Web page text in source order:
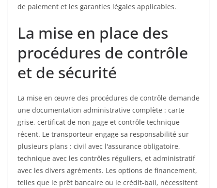
de paiement et les garanties légales applicables.
La mise en place des
procédures de contrôle
et de sécurité
La mise en œuvre des procédures de contrôle demande
une documentation administrative complète : carte
grise, certificat de non-gage et contrôle technique
récent. Le transporteur engage sa responsabilité sur
plusieurs plans : civil avec l'assurance obligatoire,
technique avec les contrôles réguliers, et administratif
avec les divers agréments. Les options de financement,
telles que le prêt bancaire ou le crédit-bail, nécessitent